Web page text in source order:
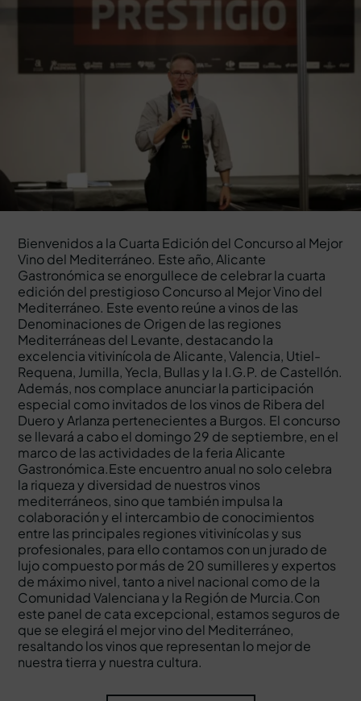
Bienvenidos a la Cuarta Edición del Concurso al Mejor
Vino del Mediterráneo. Este año, Alicante
Gastronómica se enorgullece de celebrar la cuarta
edición del prestigioso Concurso al Mejor Vino del
Mediterráneo. Este evento reúne a vinos de las
Denominaciones de Origen de las regiones
Mediterráneas del Levante, destacando la
excelencia vitivinícola de Alicante, Valencia, Utiel-
Requena, Jumilla, Yecla, Bullas y la I.G.P. de Castellón.
Además, nos complace anunciar la participación
especial como invitados de los vinos de Ribera del
Duero y Arlanza pertenecientes a Burgos. El concurso
se llevará a cabo el domingo 29 de septiembre, en el
marco de las actividades de la feria Alicante
Gastronómica.Este encuentro anual no solo celebra
la riqueza y diversidad de nuestros vinos
mediterráneos, sino que también impulsa la
colaboración y el intercambio de conocimientos
entre las principales regiones vitivinícolas y sus
profesionales, para ello contamos con un jurado de
lujo compuesto por más de 20 sumilleres y expertos
de máximo nivel, tanto a nivel nacional como de la
Comunidad Valenciana y la Región de Murcia.Con
este panel de cata excepcional, estamos seguros de
que se elegirá el mejor vino del Mediterráneo,
resaltando los vinos que representan lo mejor de
nuestra tierra y nuestra cultura.